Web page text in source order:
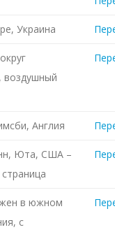
Украина
Англия
Юта, США –
в южном
с